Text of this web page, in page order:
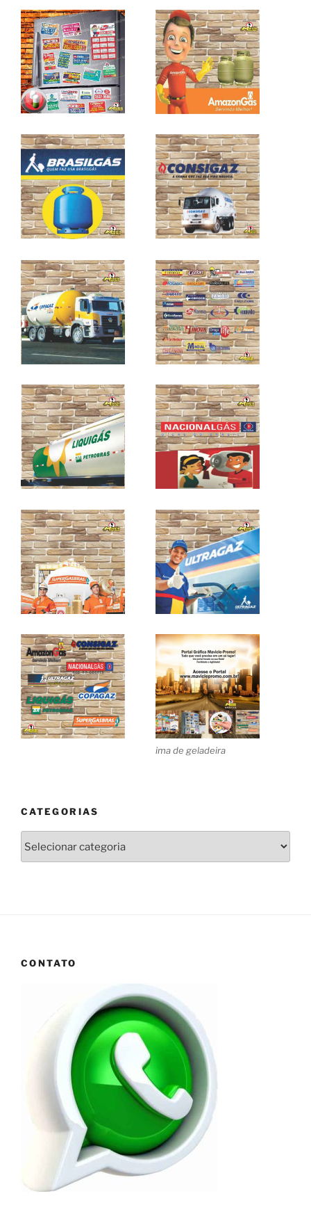
ima de geladeira
CATEGORIAS
CONTATO